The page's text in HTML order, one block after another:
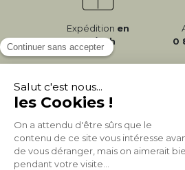
Expédition en
24/72h
0
À PROPOS DE MILIBOO
AIDE & CONTACT